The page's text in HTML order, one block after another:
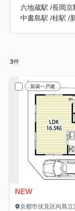
六地蔵駅 /長岡京
中書島駅 /桂駅 /
3件
新築一戸建
NEW
京都市伏見区向島立